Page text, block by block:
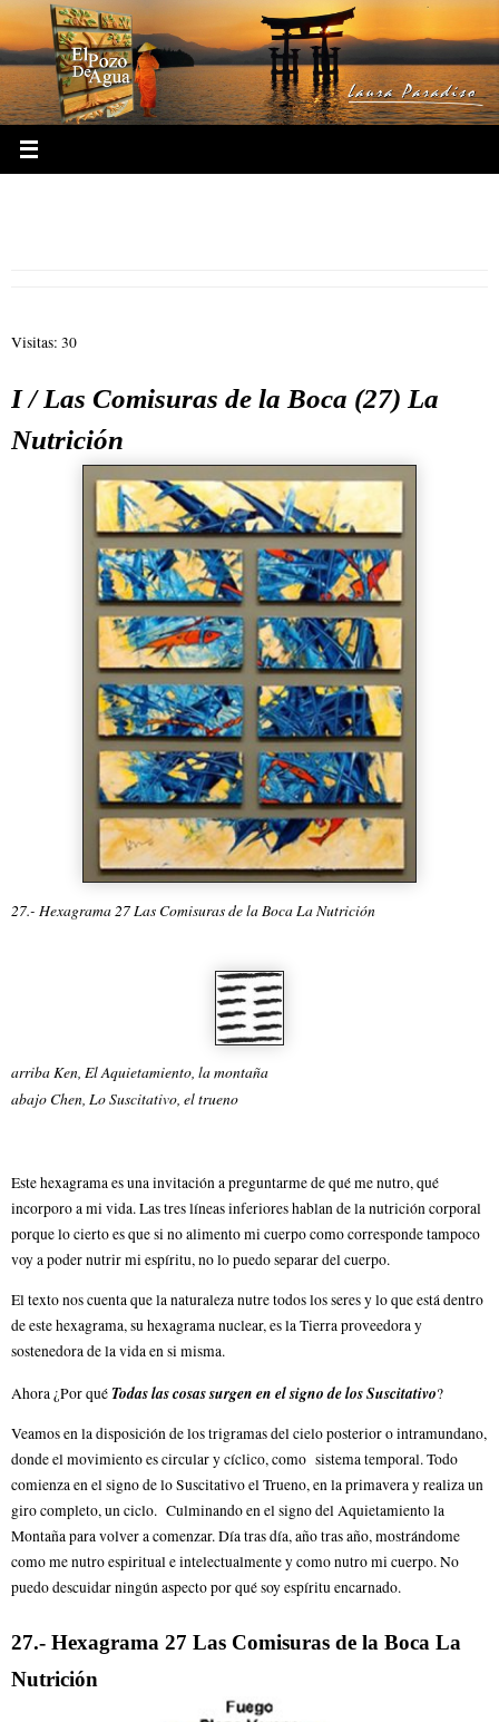
Ir
al
contenido
Visitas: 30
I / Las Comisuras de la Boca (27) La
Nutrición
27.- Hexagrama 27 Las Comisuras de la Boca La Nutrición
arriba Ken, El Aquietamiento, la montaña
abajo Chen, Lo Suscitativo, el trueno
Este hexagrama es una invitación a preguntarme de qué me nutro, qué
incorporo a mi vida. Las tres líneas inferiores hablan de la nutrición corporal
porque lo cierto es que si no alimento mi cuerpo como corresponde tampoco
voy a poder nutrir mi espíritu, no lo puedo separar del cuerpo.
El texto nos cuenta que la naturaleza nutre todos los seres y lo que está dentro
de este hexagrama, su hexagrama nuclear, es la Tierra proveedora y
sostenedora de la vida en si misma.
Ahora ¿Por quéTodas las cosas surgen en el signo de los Suscitativo?
Veamos en la disposición de los trigramas del cielo posterior o intramundano,
donde el movimiento es circular y cíclico, como sistema temporal. Todo
comienza en el signo de lo Suscitativo el Trueno, en la primavera y realiza un
giro completo, un ciclo. Culminando en el signo del Aquietamiento la
Montaña para volver a comenzar. Día tras día, año tras año, mostrándome
como me nutro espiritual e intelectualmente y como nutro mi cuerpo. No
puedo descuidar ningún aspecto por qué soy espíritu encarnado.
27.- Hexagrama 27 Las Comisuras de la Boca La
Nutrición